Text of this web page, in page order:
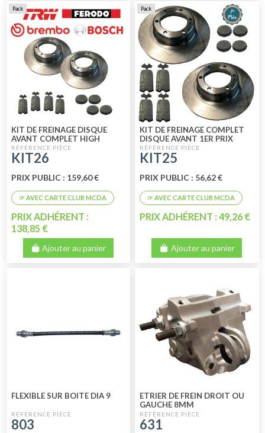
Pack
KIT DE FREINAGE DISQUE
AVANT COMPLET HIGH
QUALITY DISQUE BOSCH
AVEC PLAQUETTE FE
KIT26
PRIX PUBLIC : 159,60 €
PRIX ADHÉRENT :
138,85 €
Ajouter au panier
Pack
KIT DE FREINAGE COMPLET
DISQUE AVANT 1ER PRIX
KIT25
PRIX PUBLIC : 56,62 €
PRIX ADHÉRENT : 49,26 €
Ajouter au panier
FLEXIBLE SUR BOITE DIA 9
803
ETRIER DE FREIN DROIT OU
GAUCHE 8MM
631